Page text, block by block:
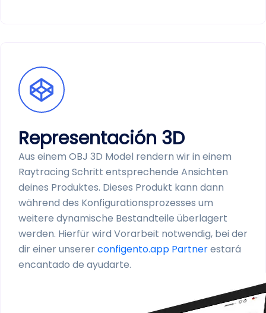
Representación 3D
Aus einem OBJ 3D Model rendern wir in einem
Raytracing Schritt entsprechende Ansichten
deines Produktes. Dieses Produkt kann dann
während des Konfigurations­prozesses um
weitere dynamische Bestandteile überlagert
werden. Hierfür wird Vorarbeit notwendig, bei der
dir einer unsererconfigento.app Partnerestará
encantado de ayudarte.